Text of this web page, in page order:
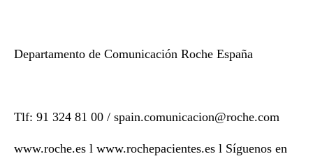
Departamento de Comunicación Roche España
Tlf: 91 324 81 00 / spain.comunicacion@roche.com
www.roche.es l www.rochepacientes.es l Síguenos en